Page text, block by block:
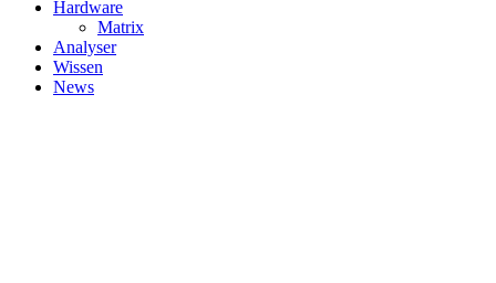
Hardware
Matrix
Analyser
Wissen
News